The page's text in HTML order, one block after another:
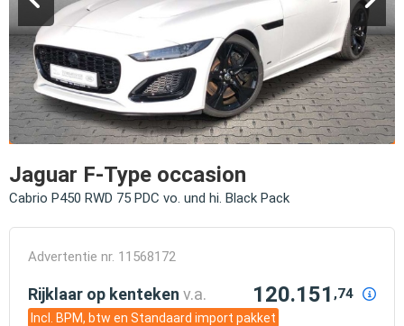
Jaguar F-Type occasion
Cabrio P450 RWD 75 PDC vo. und hi. Black Pack
Advertentie nr. 11568172
Rijklaar op kenteken v.a. 120.151 ,74
Incl. BPM, btw en Standaard import pakket